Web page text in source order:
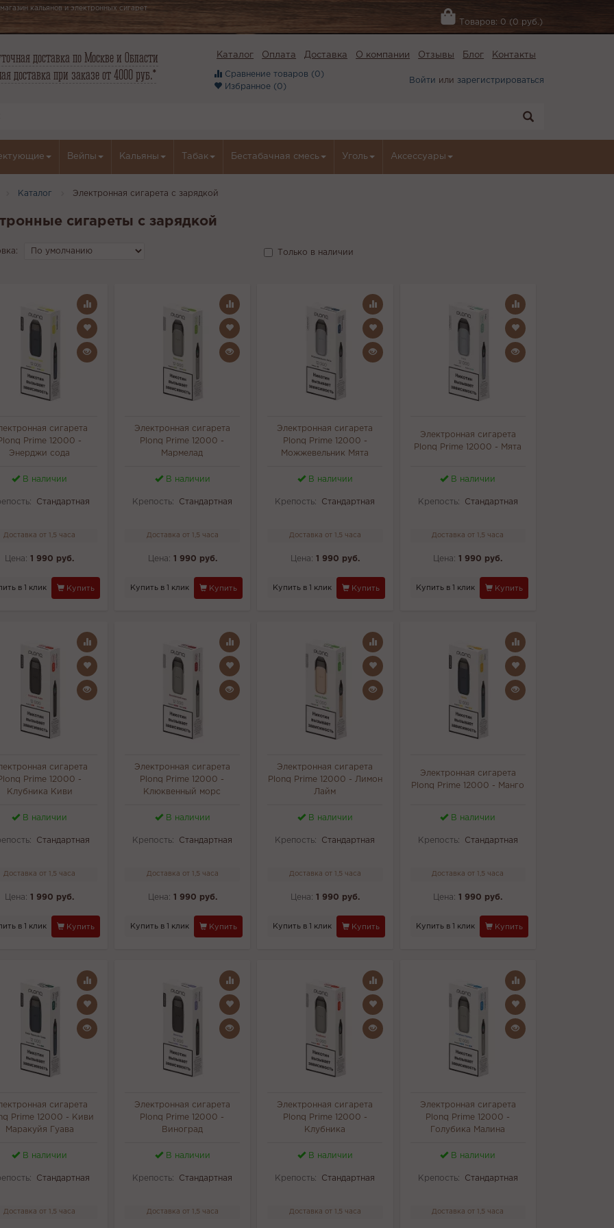
кальянов и электронных сигарет
Товаров: 0 (0 руб.)
доставка по Москве и Области
доставка при заказе от 4000 руб.*
Каталог Оплата Доставка О компании Отзывы Блог Контакты
Сравнение товаров (0)
Избранное (0)
Войти или зарегистрироваться
Вейпы Кальяны Табак Бестабачная смесь Уголь Аксессуары
Каталог Электронная сигарета с зарядкой
сигареты с зарядкой
Только в наличии
сигарета
Prime 12000 -
Энерджи сода
В наличии
Стандартная
Доставка от 1,5 часа
Цена: 1 990 руб.
в 1 клик Купить
Электронная сигарета
Plonq Prime 12000 -
Мармелад
В наличии
Крепость: Стандартная
Доставка от 1,5 часа
Цена: 1 990 руб.
Купить в 1 клик Купить
Электронная сигарета
Plonq Prime 12000 -
Можжевельник Мята
В наличии
Крепость: Стандартная
Доставка от 1,5 часа
Цена: 1 990 руб.
Купить в 1 клик Купить
Электронная сигарета
Plonq Prime 12000 - Мята
В наличии
Крепость: Стандартная
Доставка от 1,5 часа
Цена: 1 990 руб.
Купить в 1 клик Купить
сигарета
Prime 12000 -
Клубника Киви
В наличии
Стандартная
Доставка от 1,5 часа
Цена:1 990 руб.
в 1 клик Купить
Электронная сигарета
Plonq Prime 12000 -
Клюквенный морс
В наличии
Крепость: Стандартная
Доставка от 1,5 часа
Цена: 1 990 руб.
Купить в 1 клик Купить
Электронная сигарета
Plonq Prime 12000 - Лимон
Лайм
В наличии
Крепость: Стандартная
Доставка от 1,5 часа
Цена: 1 990 руб.
Купить в 1 клик Купить
Электронная сигарета
Plonq Prime 12000 - Манго
В наличии
Крепость: Стандартная
Доставка от 1,5 часа
Цена:1 990 руб.
Купить в 1 клик Купить
сигарета
Prime 12000 - Киви
Маракуйя Гуава
В наличии
Стандартная
Доставка от 1,5 часа
Электронная сигарета
Plonq Prime 12000 -
Виноград
В наличии
Крепость: Стандартная
Доставка от 1,5 часа
Электронная сигарета
Plonq Prime 12000 -
Клубника
В наличии
Крепость: Стандартная
Доставка от 1,5 часа
Электронная сигарета
Plonq Prime 12000 -
Голубика Малина
В наличии
Крепость: Стандартная
Доставка от 1,5 часа